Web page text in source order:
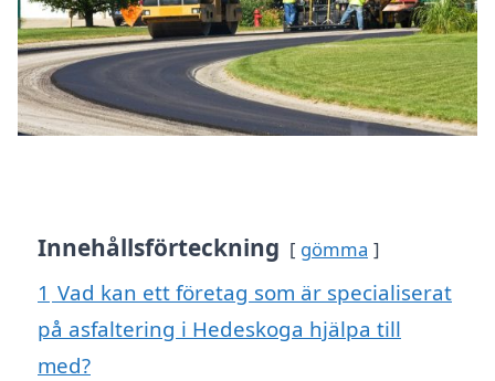
Innehållsförteckning gömma
1 Vad kan ett företag som är specialiserat
på asfaltering i Hedeskoga hjälpa till
med?